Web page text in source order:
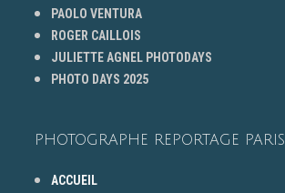
PAOLO VENTURA
ROGER CAILLOIS
JULIETTE AGNEL PHOTODAYS
PHOTO DAYS 2025
PHOTOGRAPHE REPORTAGE PARIS
ACCUEIL